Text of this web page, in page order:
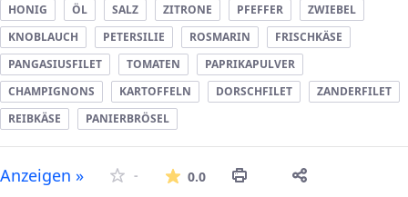
HONIG ÖL SALZ ZITRONE PFEFFER
ZWIEBEL
KNOBLAUCH
PETERSILIE ROSMARIN
FRISCHKÄSE
PANGASIUSFILET
TOMATEN
PAPRIKAPULVER
CHAMPIGNONS
KARTOFFELN DORSCHFILET
ZANDERFILET
REIBKÄSE
PANIERBRÖSEL
Anzeigen » - 0.0Die durchschnittliche